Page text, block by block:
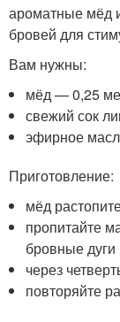
ароматные мёд
бровей для
Вам нужны:
мёд — 0,25
свежий сок
эфирное
Приготовление:
мёд
пропитайте
бровные дуги
через
повторяйте